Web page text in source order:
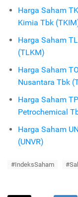
Harga Saham
Kimia Tbk
Harga Saham
(TLKM)
Harga Saham
Nusantara Tbk
Harga Saham
Petrochemical
Harga Saham
(UNVR)
#IndeksSaham